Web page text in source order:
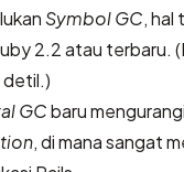
Symbol GC, hal
2.2 atau terbaru.
detil.)
GCbaru
, di mana sangat